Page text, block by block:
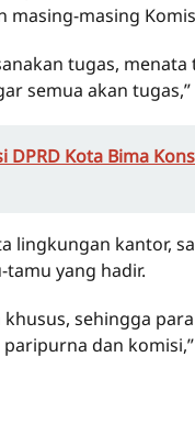
masing-masing
tugas,
semua akan
DPRD Kota Bima
lingkungan kantor,
yang hadir.
sehingga
dan